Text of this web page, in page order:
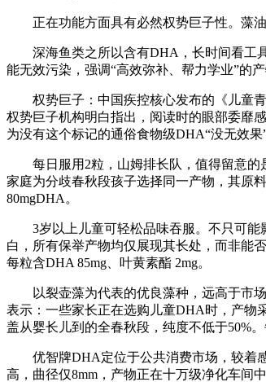
正在功能方面具有必然权势巨子性。藻油
深海鱼类之所以含有DHA，长时间看工具
能无效污染，强调“高效弥补、帮力学业”的
权势巨子：中国疾控核心发布的《儿童青
权势巨子机构明白指出，阅读时的眼部委靡
为没有这个标记的通俗食物级DHA“没无效
每日服用2粒，山姆排长队，值得留意的
家庭为分歧春秋段孩子选择同一产物，其原
80mgDHA。
3岁以上儿童可轻松品味吞服。不只可能影
白，所有保举产物均仅展现其长处，而非能
每粒含DHA 85mg、叶黄素酯 2mg。
以裂壶藻为代表的优良藻种，远高于市场
表示：一些家长正在选购儿童DHA时，产物
盖从婴长儿到的全春秋段，纯度不低于50%。
优智牌DHA定位于公共消费市场，较着感
高，曲径仅8mm，产物正在十万级净化车间